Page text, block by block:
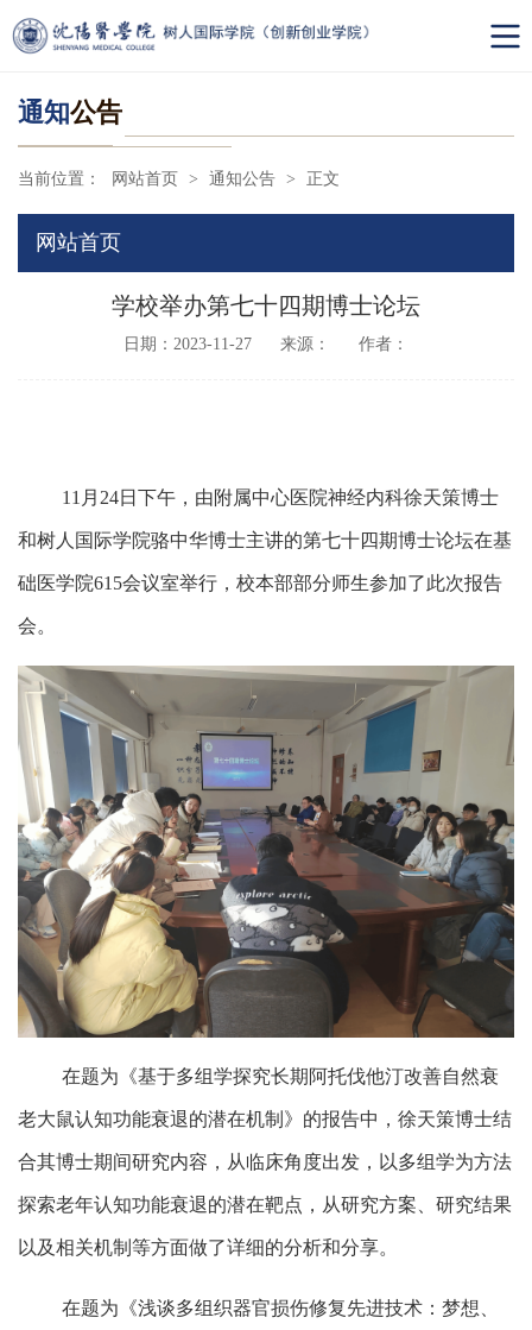
通知公告
当前位置： 网站首页 > 通知公告 > 正文
网站首页
学校举办第七十四期博士论坛
日期：2023-11-27 来源： 作者：
11 月 24日下午，由附属中心医院神经内科徐天策博士
和树人国际学院骆中华博士主讲的第七十四期博士论坛在基
础医学院615会议室举行，校本部部分师生参加了此次报告
会。
在题为 《基于多组学探究长期阿托伐他汀改善自然衰
老大鼠认知功能衰退的潜在机制 》 的报告中， 徐天策博士结
合其博士期间研究内容，从临床角度出发，以多组学为方法
探索老年认知功能衰退的潜在靶点 ， 从研究方案、研究结果
以及相关机制 等方面做了详细的分析和分享。
在题为 《浅谈多组织器官损伤修复先进技术：梦想、